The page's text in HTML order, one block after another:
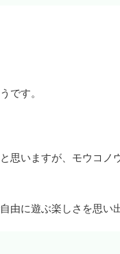
です。
思いますが、モウコノ
由に遊ぶ楽しさを思い